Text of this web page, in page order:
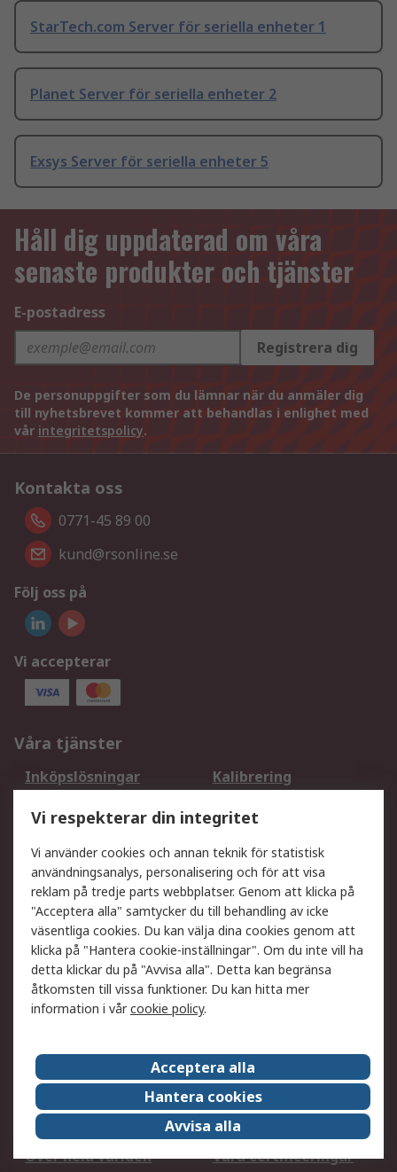
StarTech.com Server för seriella enheter 1
Planet Server för seriella enheter 2
Exsys Server för seriella enheter 5
Håll dig uppdaterad om våra
senaste produkter och tjänster
E-postadress
Registrera dig
De personuppgifter som du lämnar när du anmäler dig
till nyhetsbrevet kommer att behandlas i enlighet med
vår integritetspolicy.
Kontakta oss
0771-45 89 00
kund@rsonline.se
Följ oss på
Vi accepterar
Våra tjänster
Inköpslösningar
Kalibrering
DesignSpark
Teknisk Support
Ditt lokala säljteam
Exportlösningar
Support
Få hjälp
Retur av varor
Leverans
Spåra din order
Begär en fakturakopi
Fördelar med RS-konto
Betalningsalternativ
Om RS
Försäljningsvillkor
Det juridiska
Press Centre
Jobba hos RS
ESG
Över hela världen
Våra certificeringar
Vi respekterar din integritet
Vi använder cookies och annan teknik för statistisk
användningsanalys, personalisering och för att visa
reklam på tredje parts webbplatser. Genom att klicka på
"Acceptera alla" samtycker du till behandling av icke
väsentliga cookies. Du kan välja dina cookies genom att
klicka på "Hantera cookie-inställningar". Om du inte vill ha
detta klickar du på "Avvisa alla". Detta kan begränsa
åtkomsten till vissa funktioner. Du kan hitta mer
information i vårcookie policy.
Acceptera alla
Hantera cookies
Avvisa alla